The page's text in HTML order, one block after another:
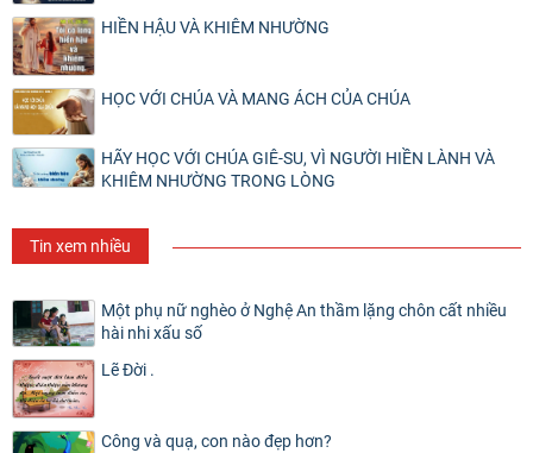
HIỀN HẬU VÀ KHIÊM NHƯỜNG
HỌC VỚI CHÚA VÀ MANG ÁCH CỦA CHÚA
HÃY HỌC VỚI CHÚA GIÊ-SU, VÌ NGƯỜI HIỀN LÀNH VÀ
KHIÊM NHƯỜNG TRONG LÒNG
Tin xem nhiều
Một phụ nữ nghèo ở Nghệ An thầm lặng chôn cất nhiều
hài nhi xấu số
Lẽ Đời .
Công và quạ, con nào đẹp hơn?